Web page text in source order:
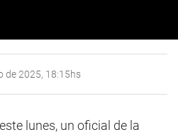
de 2025, 18:15hs
lunes, un oficial de la